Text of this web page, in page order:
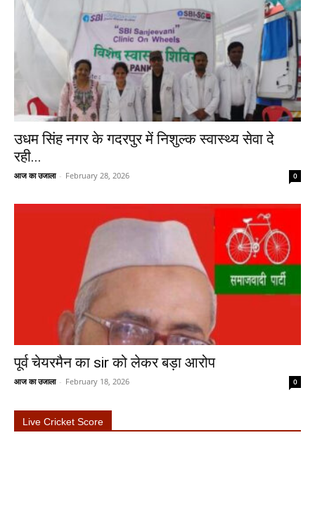
उधम सिंह नगर के गदरपुर में निशुल्क स्वास्थ्य सेवा दे
रही...
आज का उजाला - February 28, 2026 0
पूर्व चेयरमैन का sir को लेकर बड़ा आरोप
आज का उजाला - February 18, 2026 0
Live Cricket Score